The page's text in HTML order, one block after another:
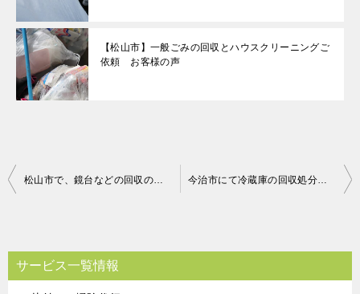
【松山市】一般ごみの回収とハウスクリーニングご
依頼 お客様の声
投
ビ
ゲ
松山市で、鏡台などの回収のご依頼 お客様の声 今治市にて冷蔵庫の回収処分 お客様の声
サービス一覧情報